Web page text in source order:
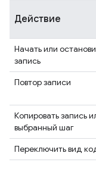
Действие
Начать или
запись
Повтор записи
Копировать запись
выбранный шаг
Переключить вид